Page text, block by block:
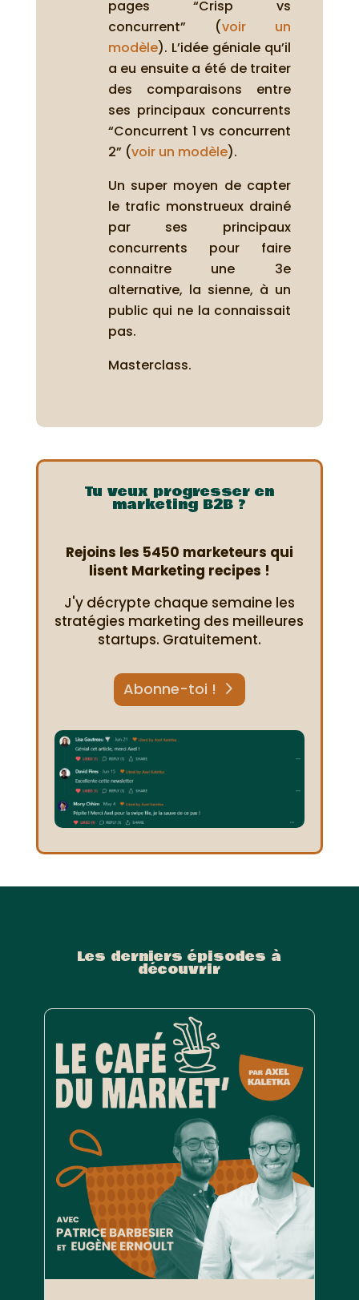
pages “Crisp vs
concurrent” (voir un
modèle). L’idée géniale qu’il
a eu ensuite a été de traiter
des comparaisons entre
ses principaux concurrents
“Concurrent 1 vs concurrent
2” (voir un modèle).
Un super moyen de capter
le trafic monstrueux drainé
par ses principaux
concurrents pour faire
connaitre une 3e
alternative, la sienne, à un
public qui ne la connaissait
pas.
Masterclass.
Tu veux progresser en
marketing B2B ?
Rejoins les 5450 marketeurs qui
lisent Marketing recipes !
J'y décrypte chaque semaine les
stratégies marketing des meilleures
startups. Gratuitement.
Abonne-toi !
Les derniers épisodes à
découvrir